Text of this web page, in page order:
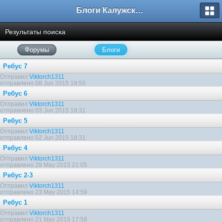
Блоги Калужского перекрестка
Результаты поиска
Форумы Блоги
Ребус 7
Отправил Viktorch1311
отправлено 08 Jun 2015 19:55
Ребус 6
Отправил Viktorch1311
отправлено 03 Jun 2015 18:31
Ребус 5
Отправил Viktorch1311
отправлено 02 Jun 2015 18:31
Ребус 4
Отправил Viktorch1311
отправлено 29 May 2015 21:05
Ребус 2-3
Отправил Viktorch1311
отправлено 23 May 2015 14:59
Ребус 1
Отправил Viktorch1311
отправлено 21 May 2015 17:58